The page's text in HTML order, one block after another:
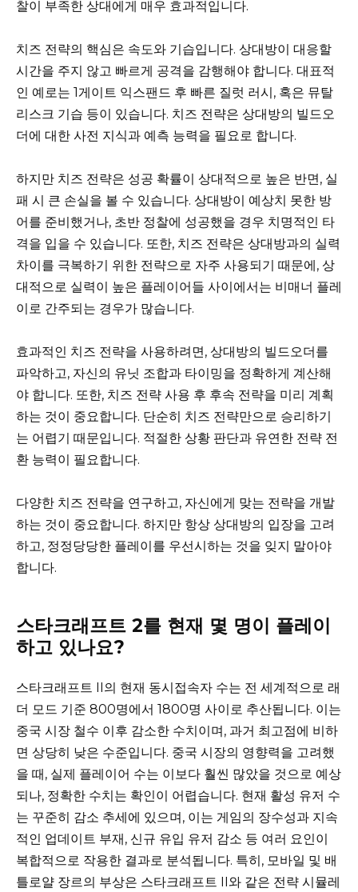
찰이 부족한 상대에게 매우 효과적입니다.
치즈 전략의 핵심은 속도와 기습입니다. 상대방이 대응할
시간을 주지 않고 빠르게 공격을 감행해야 합니다. 대표적
인 예로는 1게이트 익스팬드 후 빠른 질럿 러시, 혹은 뮤탈
리스크 기습 등이 있습니다. 치즈 전략은 상대방의 빌드오
더에 대한 사전 지식과 예측 능력을 필요로 합니다.
하지만 치즈 전략은 성공 확률이 상대적으로 높은 반면, 실
패 시 큰 손실을 볼 수 있습니다. 상대방이 예상치 못한 방
어를 준비했거나, 초반 정찰에 성공했을 경우 치명적인 타
격을 입을 수 있습니다. 또한, 치즈 전략은 상대방과의 실력
차이를 극복하기 위한 전략으로 자주 사용되기 때문에, 상
대적으로 실력이 높은 플레이어들 사이에서는 비매너 플레
이로 간주되는 경우가 많습니다.
효과적인 치즈 전략을 사용하려면, 상대방의 빌드오더를
파악하고, 자신의 유닛 조합과 타이밍을 정확하게 계산해
야 합니다. 또한, 치즈 전략 사용 후 후속 전략을 미리 계획
하는 것이 중요합니다. 단순히 치즈 전략만으로 승리하기
는 어렵기 때문입니다. 적절한 상황 판단과 유연한 전략 전
환 능력이 필요합니다.
다양한 치즈 전략을 연구하고, 자신에게 맞는 전략을 개발
하는 것이 중요합니다. 하지만 항상 상대방의 입장을 고려
하고, 정정당당한 플레이를 우선시하는 것을 잊지 말아야
합니다.
스타크래프트 2를 현재 몇 명이 플레이
하고 있나요?
스타크래프트 II의 현재 동시접속자 수는 전 세계적으로 래
더 모드 기준 800명에서 1800명 사이로 추산됩니다. 이는
중국 시장 철수 이후 감소한 수치이며, 과거 최고점에 비하
면 상당히 낮은 수준입니다. 중국 시장의 영향력을 고려했
을 때, 실제 플레이어 수는 이보다 훨씬 많았을 것으로 예상
되나, 정확한 수치는 확인이 어렵습니다. 현재 활성 유저 수
는 꾸준히 감소 추세에 있으며, 이는 게임의 장수성과 지속
적인 업데이트 부재, 신규 유입 유저 감소 등 여러 요인이
복합적으로 작용한 결과로 분석됩니다. 특히, 모바일 및 배
틀로얄 장르의 부상은 스타크래프트 II와 같은 전략 시뮬레